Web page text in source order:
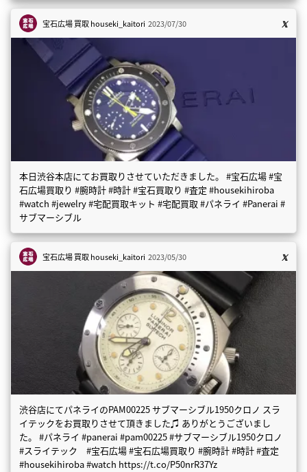
宝石広場 買取houseki_kaitori 2023/07/30
本日渋谷本店にてお買取りさせていただきました。 #宝石広場 #宝
石広場買取り #腕時計 #時計 #宝石買取り #査定 #housekihiroba
#watch #jewelry #宅配買取キット #宅配買取 #パネライ #Panerai #
サブマーシブル
宝石広場 買取houseki_kaitori 2023/05/30
渋谷店にてパネライのPAM00225 サブマーシブル1950クロノ スラ
イテックをお買取りさせて頂きました♫ ありがとうございまし
た。 #パネライ #panerai #pam00225 #サブマーシブル1950クロノ
#スライテック #宝石広場 #宝石広場買取り #腕時計 #時計 #査定
#housekihiroba #watch https://t.co/P50nrR37Yz